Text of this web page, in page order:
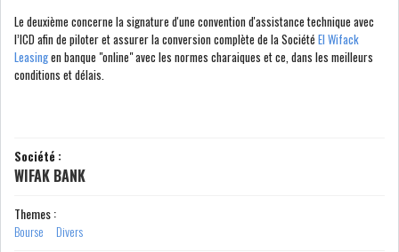
HISTORIQUE DES ZOOMS
HISTORIQUE ANALYSES HEBDOMADAIRES
GRAPHIQUE TUNINDEX
Le deuxième concerne la signature d'une convention d'assistance technique avec
l’ICD afin de piloter et assurer la conversion complète de la Société El Wifack
Leasingen banque "online" avec les normes charaiques et ce, dans les meilleurs
conditions et délais.
Société :
WIFAK BANK
Themes :
Bourse
Divers